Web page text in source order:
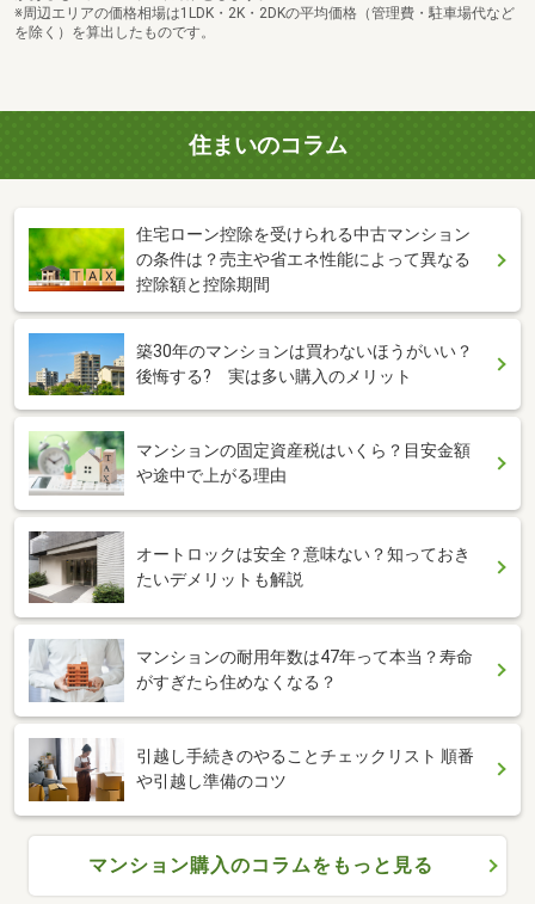
※周辺エリアの価格相場は1LDK・2K・2DKの平均価格（管理費・駐車場代など
を除く）を算出したものです。
住まいのコラム
住宅ローン控除を受けられる中古マンション
の条件は？売主や省エネ性能によって異なる
控除額と控除期間
築30年のマンションは買わないほうがいい？
後悔する? 実は多い購入のメリット
マンションの固定資産税はいくら？目安金額
や途中で上がる理由
オートロックは安全？意味ない？知っておき
たいデメリットも解説
マンションの耐用年数は47年って本当？寿命
がすぎたら住めなくなる？
引越し手続きのやることチェックリスト 順番
や引越し準備のコツ
マンション購入のコラムをもっと見る